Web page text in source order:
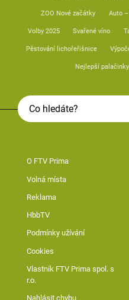
ZOO Nové začátky Auto
Volby 2025 Svařené víno
Pěstování lichořeřišnice
Nejlepší palačinky
O FTV Prima
Volná místa
Reklama
HbbTV
Podmínky užívání
Cookies
Vlastník FTV Prima spol. s
r.o.
Nahlásit chybu